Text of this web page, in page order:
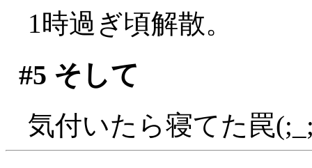
1時過ぎ頃解散。
#5 そして
気付いたら寝てた罠